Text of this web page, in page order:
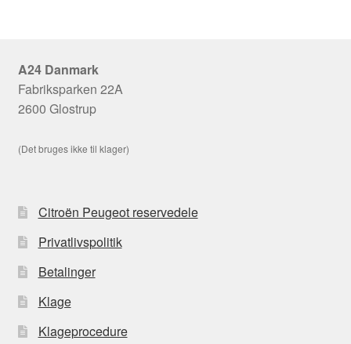
A24 Danmark
Fabriksparken 22A
2600 Glostrup
(Det bruges ikke til klager)
Citroën Peugeot reservedele
Privatlivspolitik
Betalinger
Klage
Klageprocedure